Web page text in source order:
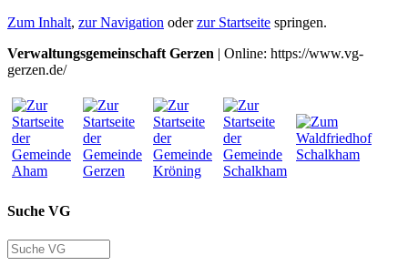
Zum Inhalt, zur Navigation oderzur Startseite springen.
Verwaltungsgemeinschaft Gerzen | Online: https://www.vg-
gerzen.de/
Suche VG